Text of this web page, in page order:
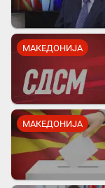
МАКЕДОНИЈА
МАКЕДОНИЈА